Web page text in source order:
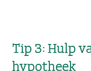
Tip 3: Hulp
hypotheek